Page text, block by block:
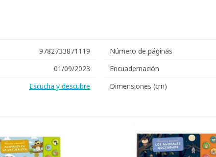
9782733871119
01/09/2023
Escucha y descubre
Número de páginas
Encuadernación
Dimensiones (cm)